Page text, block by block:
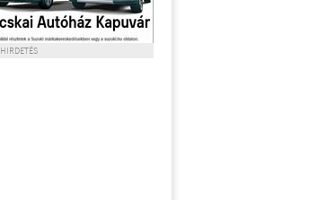
HIRDETÉS